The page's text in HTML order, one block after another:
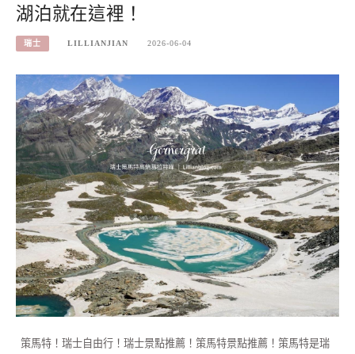
湖泊就在這裡！
瑞士 LILLIANJIAN 2026-06-04
策馬特！瑞士自由行！瑞士景點推薦！策馬特景點推薦！策馬特是瑞